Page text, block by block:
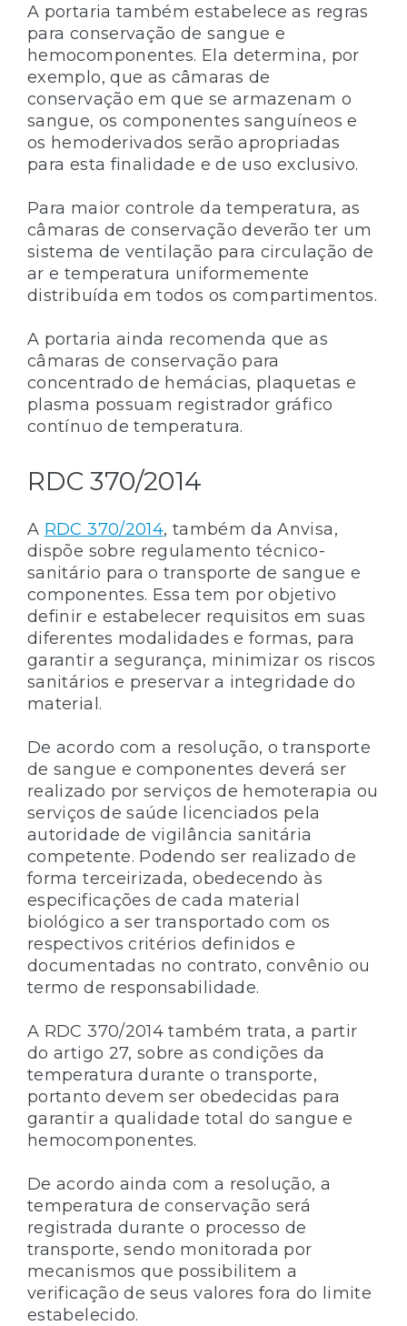
A portaria também estabelece as regras
para conservação de sangue e
hemocomponentes. Ela determina, por
exemplo, que as câmaras de
conservação em que se armazenam o
sangue, os componentes sanguíneos e
os hemoderivados serão apropriadas
para esta finalidade e de uso exclusivo.
Para maior controle da temperatura, as
câmaras de conservação deverão ter um
sistema de ventilação para circulação de
ar e temperatura uniformemente
distribuída em todos os compartimentos.
A portaria ainda recomenda que as
câmaras de conservação para
concentrado de hemácias, plaquetas e
plasma possuam registrador gráfico
contínuo de temperatura.
RDC 370/2014
A RDC 370/2014, também da Anvisa,
dispõe sobre regulamento técnico-
sanitário para o transporte de sangue e
componentes. Essa tem por objetivo
definir e estabelecer requisitos em suas
diferentes modalidades e formas, para
garantir a segurança, minimizar os riscos
sanitários e preservar a integridade do
material.
De acordo com a resolução, o transporte
de sangue e componentes deverá ser
realizado por serviços de hemoterapia ou
serviços de saúde licenciados pela
autoridade de vigilância sanitária
competente. Podendo ser realizado de
forma terceirizada, obedecendo às
especificações de cada material
biológico a ser transportado com os
respectivos critérios definidos e
documentadas no contrato, convênio ou
termo de responsabilidade.
A RDC 370/2014 também trata, a partir
do artigo 27, sobre as condições da
temperatura durante o transporte,
portanto devem ser obedecidas para
garantir a qualidade total do sangue e
hemocomponentes.
De acordo ainda com a resolução, a
temperatura de conservação será
registrada durante o processo de
transporte, sendo monitorada por
mecanismos que possibilitem a
verificação de seus valores fora do limite
estabelecido.